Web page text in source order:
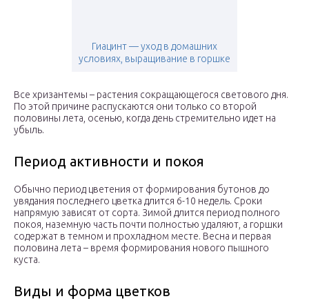
Гиацинт — уход в домашних
условиях, выращивание в горшке
Все хризантемы – растения сокращающегося светового дня.
По этой причине распускаются они только со второй
половины лета, осенью, когда день стремительно идет на
убыль.
Период активности и покоя
Обычно период цветения от формирования бутонов до
увядания последнего цветка длится 6-10 недель. Сроки
напрямую зависят от сорта. Зимой длится период полного
покоя, наземную часть почти полностью удаляют, а горшки
содержат в темном и прохладном месте. Весна и первая
половина лета – время формирования нового пышного
куста.
Виды и форма цветков